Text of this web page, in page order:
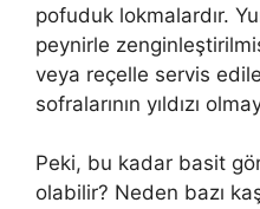
pofuduk lokmalardır.
peynirle
veya reçelle servis
sofralarının yıldızı
Peki, bu kadar basit
olabilir? Neden bazı